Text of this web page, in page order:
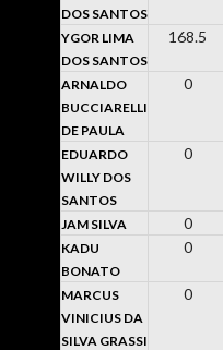
DOS SANTOS
YGOR LIMA
DOS SANTOS
168.5
ARNALDO
BUCCIARELLI
DE PAULA
0
EDUARDO
WILLY DOS
SANTOS
0
JAM SILVA 0
KADU
BONATO
0
MARCUS
VINICIUS DA
SILVA GRASSI
0